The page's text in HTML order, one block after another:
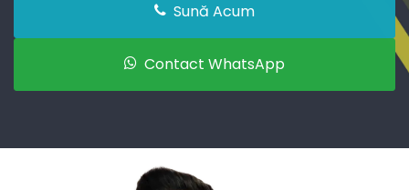
Sună Acum
Contact WhatsApp